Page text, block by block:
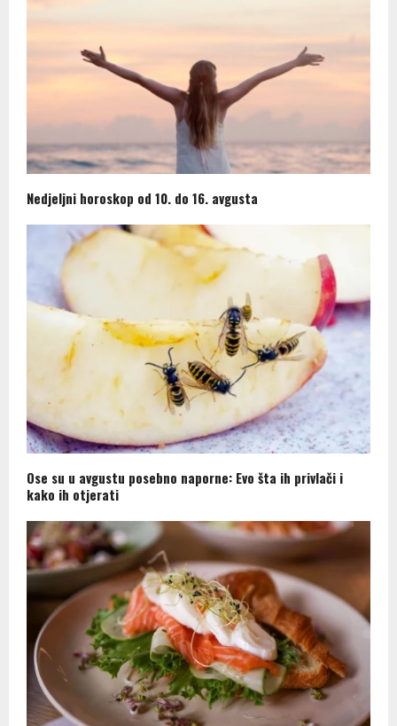
Nedjeljni horoskop od 10. do 16. avgusta
Ose su u avgustu posebno naporne: Evo šta ih privlači i
kako ih otjerati